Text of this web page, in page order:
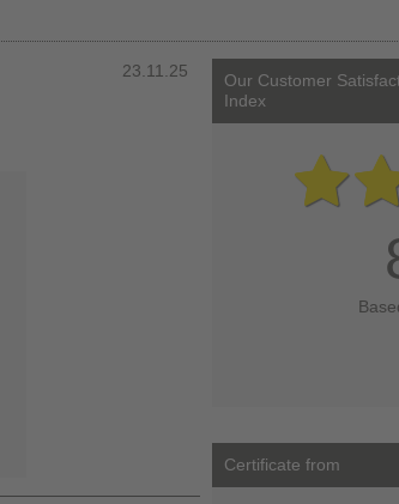
23.11.25
Our Customer
Index
Certificate from